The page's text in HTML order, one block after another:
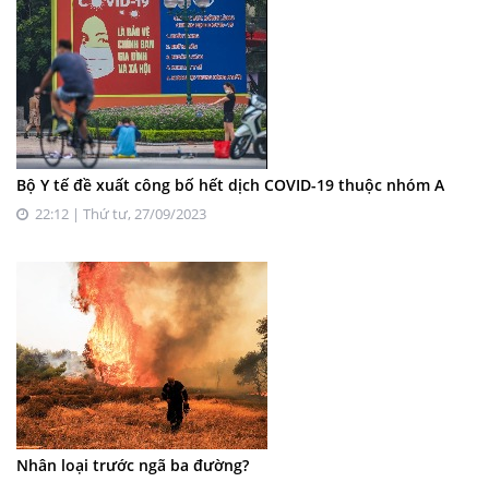
Bộ Y tế đề xuất công bố hết dịch COVID-19 thuộc nhóm A
22:12 | Thứ tư, 27/09/2023
Nhân loại trước ngã ba đường?